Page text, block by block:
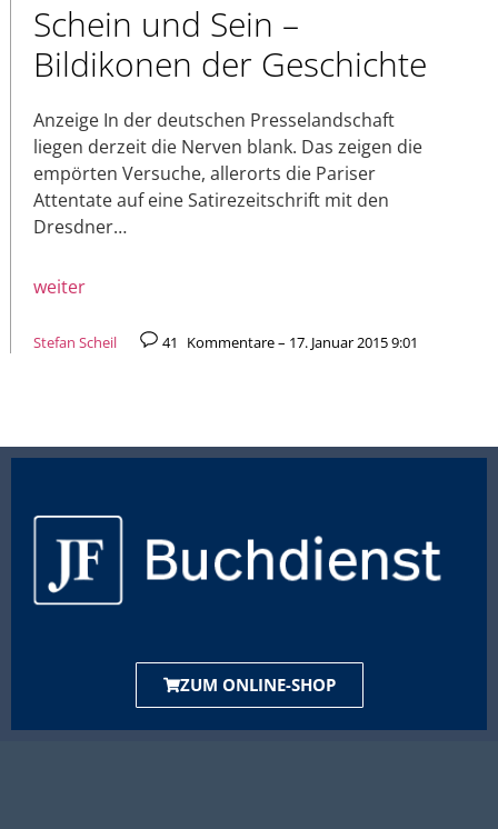
Schein und Sein –
Bildikonen der Geschichte
Anzeige In der deutschen Presselandschaft
liegen derzeit die Nerven blank. Das zeigen die
empörten Versuche, allerorts die Pariser
Attentate auf eine Satirezeitschrift mit den
Dresdner…
weiter
Stefan Scheil 41 Kommentare – 17. Januar 2015 9:01
ZUM ONLINE-SHOP